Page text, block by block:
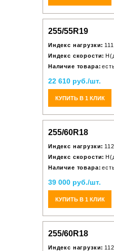
255/55R19
Индекс нагрузки: 111
Индекс скорости:
Наличие товара:
22 610 руб./шт.
КУПИТЬ В 1 КЛИК
255/60R18
Индекс нагрузки: 112
Индекс скорости:
Наличие товара:
39 000 руб./шт.
КУПИТЬ В 1 КЛИК
255/60R18
Индекс нагрузки: 112